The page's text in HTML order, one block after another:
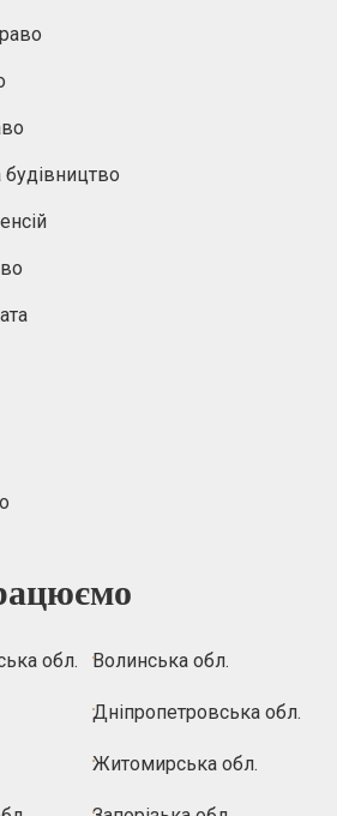
будівництво
обл. Волинська обл.
Дніпропетровська обл.
Житомирська обл.